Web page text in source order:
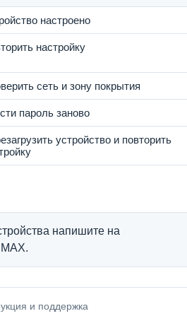
настроено
настройку
сеть и зону покрытия
пароль заново
устройство и повторить
напишите на
и поддержка